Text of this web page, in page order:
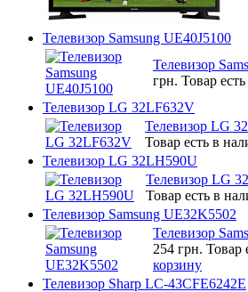
Телевизор Samsung UE40J5100
Телевизор
грн. Товар
Телевизор LG 32LF632V
Телевизор LG
Товар есть в
Телевизор LG 32LH590U
Телевизор LG
Товар есть в
Телевизор Samsung UE32K5502
Телевизор
254 грн. Товар
корзину
Телевизор Sharp LC-43CFE6242E